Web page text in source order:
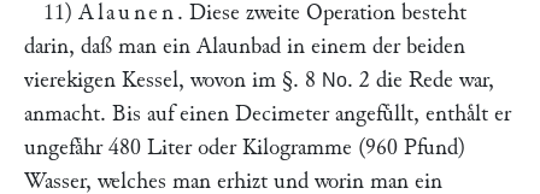
11) Alaunen . Diese zweite Operation besteht
darin, daß man ein Alaunbad in einem der beiden
vierekigen Kessel, wovon im §. 8 No. 2 die Rede war,
anmacht. Bis auf einen Decimeter angefuͤllt, enthaͤlt er
ungefaͤhr 480 Liter oder Kilogramme (960 Pfund)
Wasser, welches man erhizt und worin man ein